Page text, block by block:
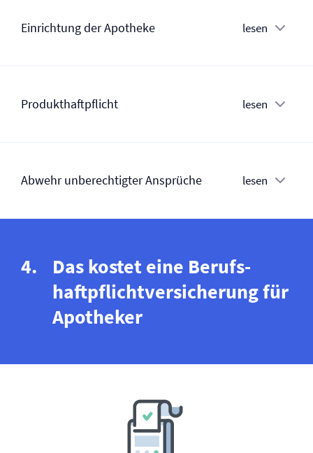
Einrichtung der Apotheke lesen
Produkt­haftpflicht lesen
Abwehr unberechtigter Ansprüche lesen
Das kostet eine Berufs­
haftpflicht­versicherung für
Apotheker